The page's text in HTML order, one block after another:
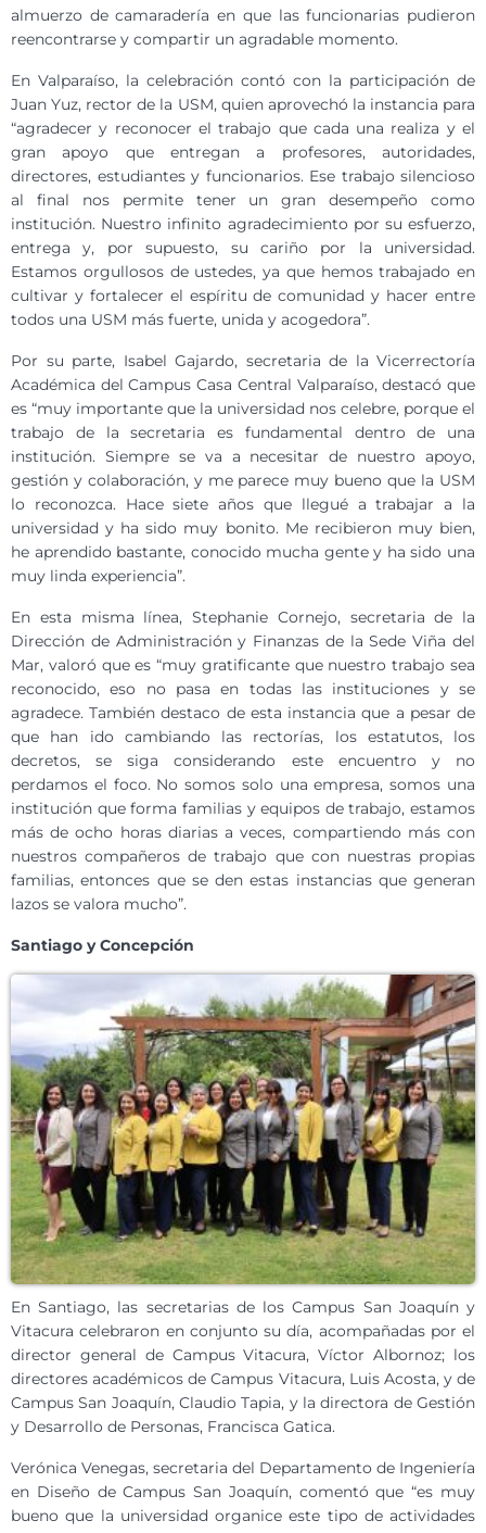
almuerzo de camaradería en que las funcionarias pudieron
reencontrarse y compartir un agradable momento.
En Valparaíso, la celebración contó con la participación de
Juan Yuz, rector de la USM, quien aprovechó la instancia para
“agradecer y reconocer el trabajo que cada una realiza y el
gran apoyo que entregan a profesores, autoridades,
directores, estudiantes y funcionarios. Ese trabajo silencioso
al final nos permite tener un gran desempeño como
institución. Nuestro infinito agradecimiento por su esfuerzo,
entrega y, por supuesto, su cariño por la universidad.
Estamos orgullosos de ustedes, ya que hemos trabajado en
cultivar y fortalecer el espíritu de comunidad y hacer entre
todos una USM más fuerte, unida y acogedora”.
Por su parte, Isabel Gajardo, secretaria de la Vicerrectoría
Académica del Campus Casa Central Valparaíso, destacó que
es “muy importante que la universidad nos celebre, porque el
trabajo de la secretaria es fundamental dentro de una
institución. Siempre se va a necesitar de nuestro apoyo,
gestión y colaboración, y me parece muy bueno que la USM
lo reconozca. Hace siete años que llegué a trabajar a la
universidad y ha sido muy bonito. Me recibieron muy bien,
he aprendido bastante, conocido mucha gente y ha sido una
muy linda experiencia”.
En esta misma línea, Stephanie Cornejo, secretaria de la
Dirección de Administración y Finanzas de la Sede Viña del
Mar, valoró que es “muy gratificante que nuestro trabajo sea
reconocido, eso no pasa en todas las instituciones y se
agradece. También destaco de esta instancia que a pesar de
que han ido cambiando las rectorías, los estatutos, los
decretos, se siga considerando este encuentro y no
perdamos el foco. No somos solo una empresa, somos una
institución que forma familias y equipos de trabajo, estamos
más de ocho horas diarias a veces, compartiendo más con
nuestros compañeros de trabajo que con nuestras propias
familias, entonces que se den estas instancias que generan
lazos se valora mucho”.
Santiago y Concepción
En Santiago, las secretarias de los Campus San Joaquín y
Vitacura celebraron en conjunto su día, acompañadas por el
director general de Campus Vitacura, Víctor Albornoz; los
directores académicos de Campus Vitacura, Luis Acosta, y de
Campus San Joaquín, Claudio Tapia, y la directora de Gestión
y Desarrollo de Personas, Francisca Gatica.
Verónica Venegas, secretaria del Departamento de Ingeniería
en Diseño de Campus San Joaquín, comentó que “es muy
bueno que la universidad organice este tipo de actividades